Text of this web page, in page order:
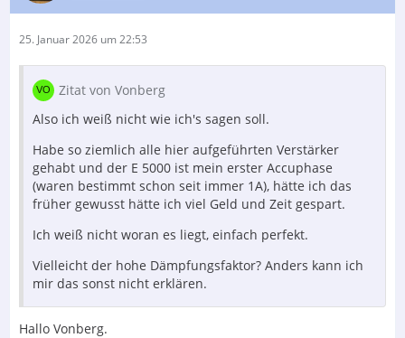
25. Januar 2026 um 22:53
Zitat von Vonberg
Also ich weiß nicht wie ich's sagen soll.
Habe so ziemlich alle hier aufgeführten Verstärker
gehabt und der E 5000 ist mein erster Accuphase
(waren bestimmt schon seit immer 1A), hätte ich das
früher gewusst hätte ich viel Geld und Zeit gespart.
Ich weiß nicht woran es liegt, einfach perfekt.
Vielleicht der hohe Dämpfungsfaktor? Anders kann ich
mir das sonst nicht erklären.
Hallo Vonberg.